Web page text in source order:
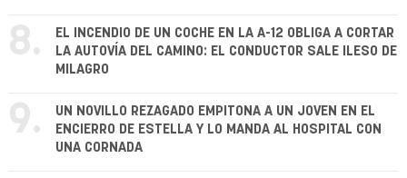
8.
EL INCENDIO DE UN COCHE EN LA A-12 OBLIGA A CORTAR
LA AUTOVÍA DEL CAMINO: EL CONDUCTOR SALE ILESO DE
MILAGRO
9.
UN NOVILLO REZAGADO EMPITONA A UN JOVEN EN EL
ENCIERRO DE ESTELLA Y LO MANDA AL HOSPITAL CON
UNA CORNADA